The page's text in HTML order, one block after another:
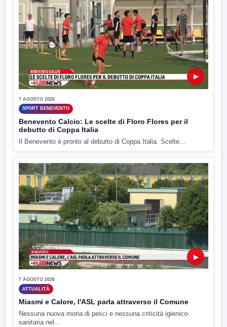
▶
7 AGOSTO 2026
SPORT BENEVENTO
Benevento Calcio: Le scelte di Floro Flores per il
debutto di Coppa Italia
Il Benevento è pronto al debutto di Coppa Italia. Scelte...
▶
7 AGOSTO 2026
ATTUALITÀ
Miasmi e Calore, l'ASL parla attraverso il Comune
Nessuna nuova moria di pesci e nessuna criticità igienico-
sanitaria nel...